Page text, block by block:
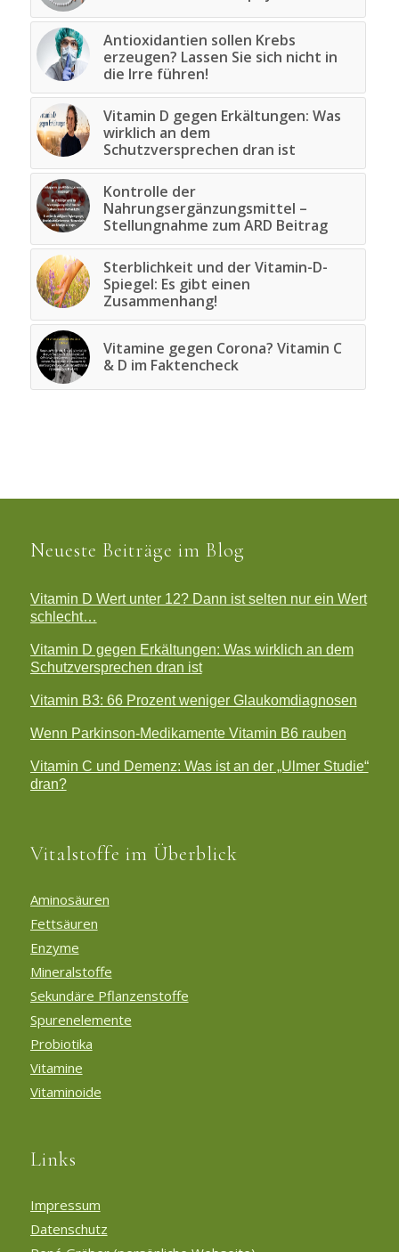
Antioxidantien sollen Krebs
erzeugen? Lassen Sie sich nicht in
die Irre führen!
Vitamin D gegen Erkältungen: Was
wirklich an dem
Schutzversprechen dran ist
Kontrolle der
Nahrungsergänzungsmittel –
Stellungnahme zum ARD Beitrag
Sterblichkeit und der Vitamin-D-
Spiegel: Es gibt einen
Zusammenhang!
Vitamine gegen Corona? Vitamin C
& D im Faktencheck
Neueste Beiträge im Blog
Vitamin D Wert unter 12? Dann ist selten nur ein Wert
schlecht…
Vitamin D gegen Erkältungen: Was wirklich an dem
Schutzversprechen dran ist
Vitamin B3: 66 Prozent weniger Glaukomdiagnosen
Wenn Parkinson-Medikamente Vitamin B6 rauben
Vitamin C und Demenz: Was ist an der „Ulmer Studie“
dran?
Vitalstoffe im Überblick
Aminosäuren
Fettsäuren
Enzyme
Mineralstoffe
Sekundäre Pflanzenstoffe
Spurenelemente
Probiotika
Vitamine
Vitaminoide
Links
Impressum
Datenschutz